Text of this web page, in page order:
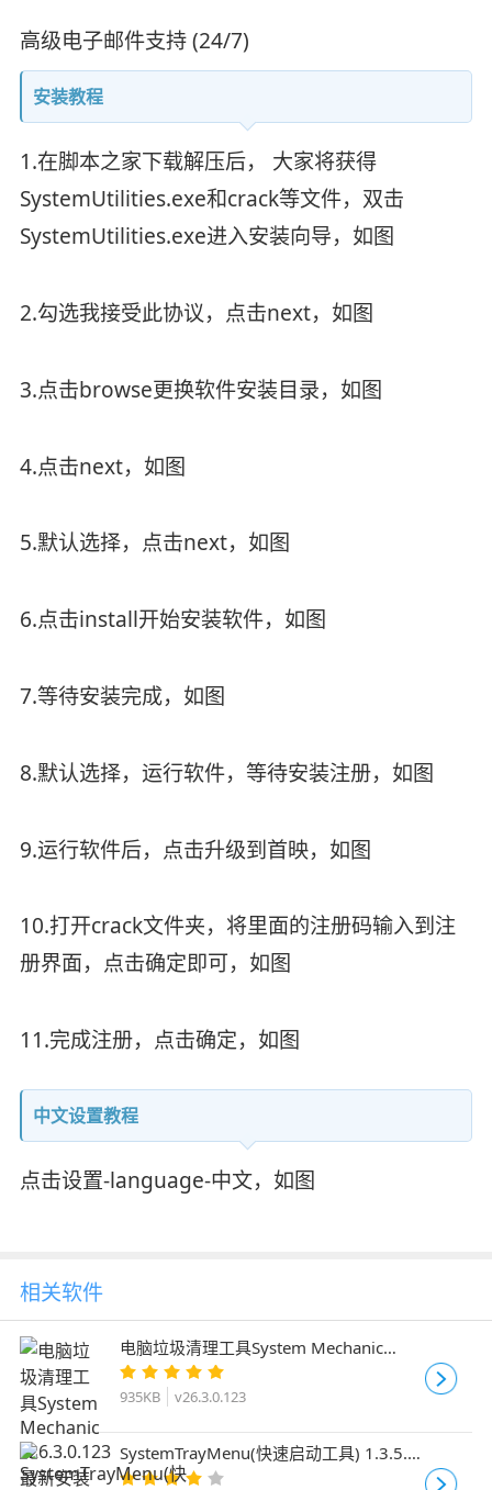
高级电子邮件支持 (24/7)
安装教程
1.在脚本之家下载解压后， 大家将获得
SystemUtilities.exe和crack等文件，双击
SystemUtilities.exe进入安装向导，如图
2.勾选我接受此协议，点击next，如图
3.点击browse更换软件安装目录，如图
4.点击next，如图
5.默认选择，点击next，如图
6.点击install开始安装软件，如图
7.等待安装完成，如图
8.默认选择，运行软件，等待安装注册，如图
9.运行软件后，点击升级到首映，如图
10.打开crack文件夹，将里面的注册码输入到注
册界面，点击确定即可，如图
11.完成注册，点击确定，如图
中文设置教程
点击设置-language-中文，如图
相关软件
电脑垃圾清理工具System Mechanic
v26.3.0.123 最新安装版
935KB v26.3.0.123
SystemTrayMenu(快速启动工具) 1.3.5.0
中文免费绿色版